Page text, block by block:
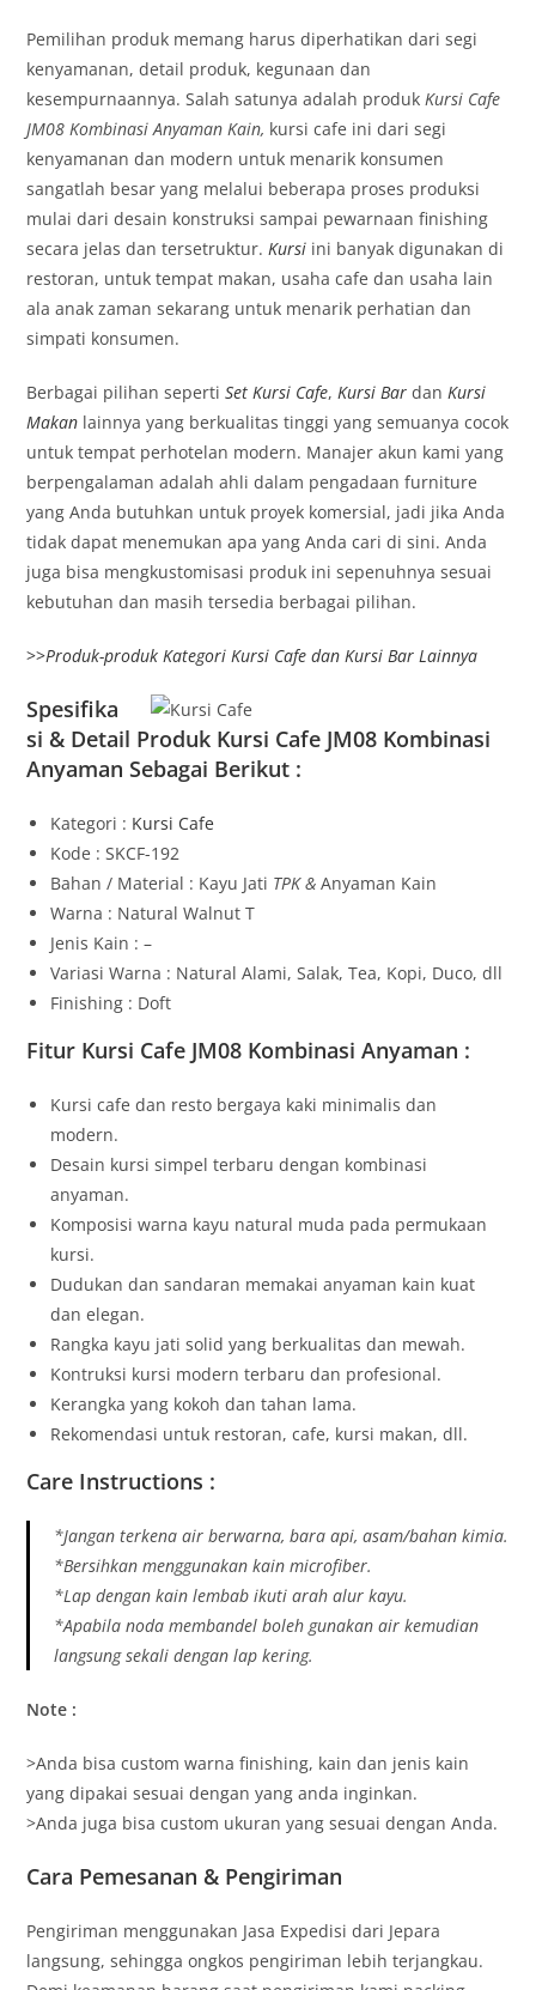
Pemilihan produk memang harus diperhatikan dari segi
kenyamanan, detail produk, kegunaan dan
kesempurnaannya. Salah satunya adalah produk Kursi Cafe
JM08 Kombinasi Anyaman Kain, kursi cafe ini dari segi
kenyamanan dan modern untuk menarik konsumen
sangatlah besar yang melalui beberapa proses produksi
mulai dari desain konstruksi sampai pewarnaan finishing
secara jelas dan tersetruktur. Kursi ini banyak digunakan di
restoran, untuk tempat makan, usaha cafe dan usaha lain
ala anak zaman sekarang untuk menarik perhatian dan
simpati konsumen.
Berbagai pilihan sepertiSet Kursi Cafe, Kursi Bar dan Kursi
Makan lainnya yang berkualitas tinggi yang semuanya cocok
untuk tempat perhotelan modern. Manajer akun kami yang
berpengalaman adalah ahli dalam pengadaan furniture
yang Anda butuhkan untuk proyek komersial, jadi jika Anda
tidak dapat menemukan apa yang Anda cari di sini. Anda
juga bisa mengkustomisasi produk ini sepenuhnya sesuai
kebutuhan dan masih tersedia berbagai pilihan.
>>Produk-produk Kategori Kursi Cafe dan Kursi Bar Lainnya
Spesifika
si & Detail Produk Kursi Cafe JM08 Kombinasi
Anyaman Sebagai Berikut :
Kategori : Kursi Cafe
Kode : SKCF-192
Bahan / Material : Kayu Jati TPK &Anyaman Kain
Warna : Natural Walnut T
Jenis Kain : –
Variasi Warna : Natural Alami, Salak, Tea, Kopi, Duco, dll
Finishing : Doft
Fitur Kursi Cafe JM08 Kombinasi Anyaman :
Kursi cafe dan resto bergaya kaki minimalis dan
modern.
Desain kursi simpel terbaru dengan kombinasi
anyaman.
Komposisi warna kayu natural muda pada permukaan
kursi.
Dudukan dan sandaran memakai anyaman kain kuat
dan elegan.
Rangka kayu jati solid yang berkualitas dan mewah.
Kontruksi kursi modern terbaru dan profesional.
Kerangka yang kokoh dan tahan lama.
Rekomendasi untuk restoran, cafe, kursi makan, dll.
Care Instructions :
*Jangan terkena air berwarna, bara api, asam/bahan kimia.
*Bersihkan menggunakan kain microfiber.
*Lap dengan kain lembab ikuti arah alur kayu.
*Apabila noda membandel boleh gunakan air kemudian
langsung sekali dengan lap kering.
Note :
>Anda bisa custom warna finishing, kain dan jenis kain
yang dipakai sesuai dengan yang anda inginkan.
>Anda juga bisa custom ukuran yang sesuai dengan Anda.
Cara Pemesanan & Pengiriman
Pengiriman menggunakan Jasa Expedisi dari Jepara
langsung, sehingga ongkos pengiriman lebih terjangkau.